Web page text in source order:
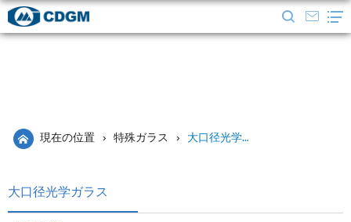
現在の位置 › 特殊ガラス › 大口径光学ガラス
大口径光学ガラス